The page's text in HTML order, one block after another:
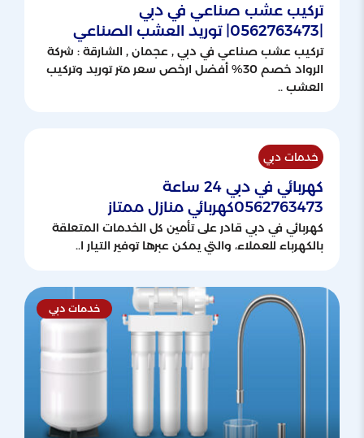
تركيب عشب صناعي في دبي
تركيب عشب صناعي في دبي , عجمان , الشارقة : شركة
الرواد خصم 30% أفضل ارخص سعر متر توريد وتركيب
العشب ..
خدمات دبي
كهربائي في دبي 24 ساعة
0562763473كهربائي منازل ممتاز
كهربائي في دبي قادر على تأمين كل الخدمات المتعلقة
بالكهرباء للعملاء، والتي يمكن عبرها توفير التيار ا..
خدمات دبي